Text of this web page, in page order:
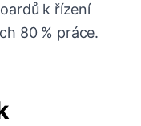
k řízení
80 % práce.